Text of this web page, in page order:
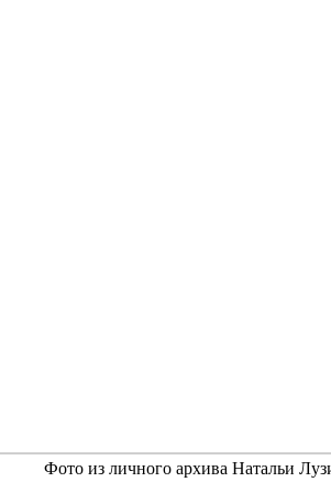
Фото из личного архива Натальи